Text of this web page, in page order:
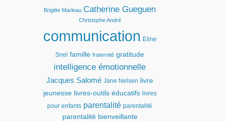
Brigitte Marleau Catherine Gueguen
Christophe André
communication Eline
Snel famille fraternité gratitude
intelligence émotionnelle
Jacques Salomé Jane Nelsen
livre
jeunesse livres-outils éducatifs livres
pour enfants parentalité parentalité
parentalité bienveillante